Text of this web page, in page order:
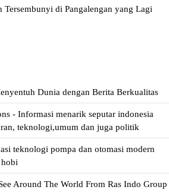
Tersembunyi di Pangalengan yang Lagi
Dunia dengan Berita Berkualitas
- Informasi menarik seputar indonesia
teknologi,umum dan juga politik
teknologi pompa dan otomasi modern
Around The World From Ras Indo Group